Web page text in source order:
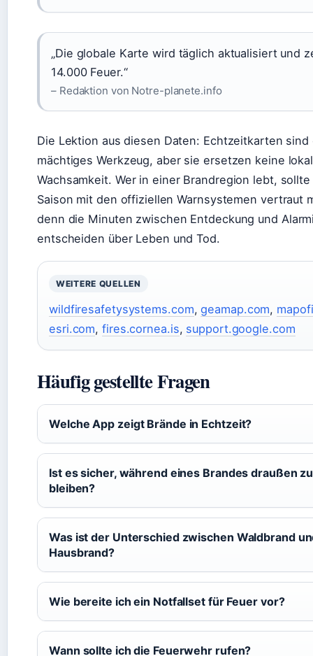
„Die globale Karte wird täglich aktualisiert und
14.000 Feuer.“
– Redaktion von Notre-planete.info
Die Lektion aus diesen Daten: Echtzeitkarten sind
mächtiges Werkzeug, aber sie ersetzen keine
Wachsamkeit. Wer in einer Brandregion lebt,
Saison mit den offiziellen Warnsystemen vertraut
denn die Minuten zwischen Entdeckung und
entscheiden über Leben und Tod.
WEITERE QUELLEN
wildfiresafetysystems.com,geamap.com,
esri.com,fires.cornea.is, support.google.com
Häufig gestellte Fragen
Welche App zeigt Brände in Echtzeit?
Ist es sicher, während eines Brandes draußen zu
bleiben?
Was ist der Unterschied zwischen Waldbrand
Hausbrand?
Wie bereite ich ein Notfallset für Feuer vor?
Wann sollte ich die Feuerwehr rufen?